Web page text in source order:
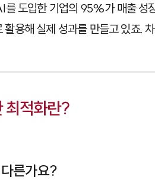
도입한 기업의 95%가 매출 성
용해 실제 성과를 만들고 있죠.
최적화란?
른가요?